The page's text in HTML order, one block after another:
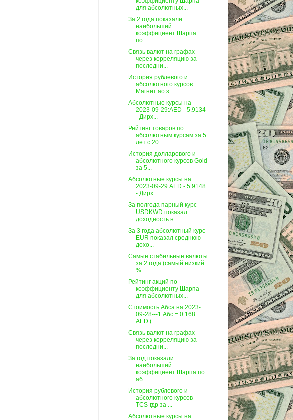
для абсолютных...
За 2 года показали
наибольший
коэффициент Шарпа
по...
Связь валют на графах
через корреляцию за
последни...
История рублевого и
абсолютного курсов
Магнит ао з...
Абсолютные курсы на
2023-09-29:AED - 5.9134
- Дирх...
Рейтинг товаров по
абсолютным курсам за 5
лет c 20...
История долларового и
абсолютного курсов Gold
за 5...
Абсолютные курсы на
2023-09-29:AED - 5.9148
- Дирх...
За полгода парный курс
USDKWD показал
доходность н...
За 3 года абсолютный курс
EUR показал среднюю
дохо...
Самые стабильные валюты
за 2 года (самый низкий
% ...
Рейтинг акций по
коэффициенту Шарпа
для абсолютных...
Стоимость Абса на 2023-
09-28---1 Абс = 0.168
AED (...
Связь валют на графах
через корреляцию за
последни...
За год показали
наибольший
коэффициент Шарпа по
аб...
История рублевого и
абсолютного курсов
TCS-гдр за ...
Абсолютные курсы на